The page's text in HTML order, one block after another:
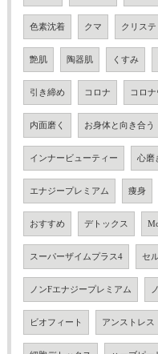
色素沈着 クマ クリス
艶肌 陶器肌 くすみ
引き締め コロナ コロ
内面磨く お身体と向き合う
インナービューティー 心磨
エナジープレミアム 痩身
おすすめ デトックス
スーパーザイムプラス4 セ
ノンFエナジープレミアム
ビオフィート アンストレス